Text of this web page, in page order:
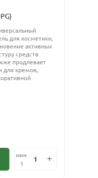
для косметики,
активных
средств
продлевает
для кремов,
мин.
1